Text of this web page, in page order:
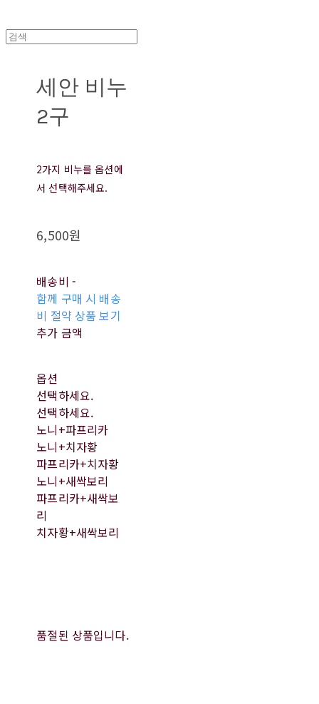
세안 비누
2구
2가지 비누를 옵션에
서 선택해주세요.
6,500원
배송비 -
함께 구매 시 배송
비 절약 상품 보기
추가 금액
옵션
선택하세요.
선택하세요.
노니+파프리카
노니+치자황
파프리카+치자황
노니+새싹보리
파프리카+새싹보
리
치자황+새싹보리
품절된 상품입니다.